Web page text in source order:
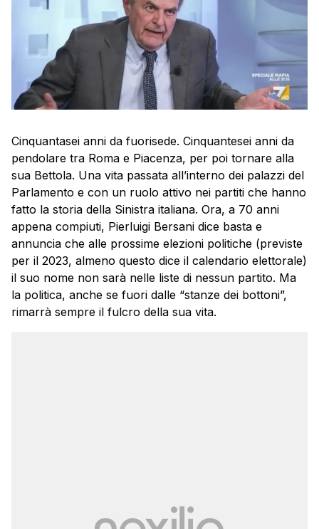
Cinquantasei anni da fuorisede. Cinquantesei anni da
pendolare tra Roma e Piacenza, per poi tornare alla
sua Bettola. Una vita passata all’interno dei palazzi del
Parlamento e con un ruolo attivo nei partiti che hanno
fatto la storia della Sinistra italiana. Ora, a 70 anni
appena compiuti, Pierluigi Bersani dice basta e
annuncia che alle prossime elezioni politiche (previste
per il 2023, almeno questo dice il calendario elettorale)
il suo nome non sarà nelle liste di nessun partito. Ma
la politica, anche se fuori dalle “stanze dei bottoni”,
rimarrà sempre il fulcro della sua vita.